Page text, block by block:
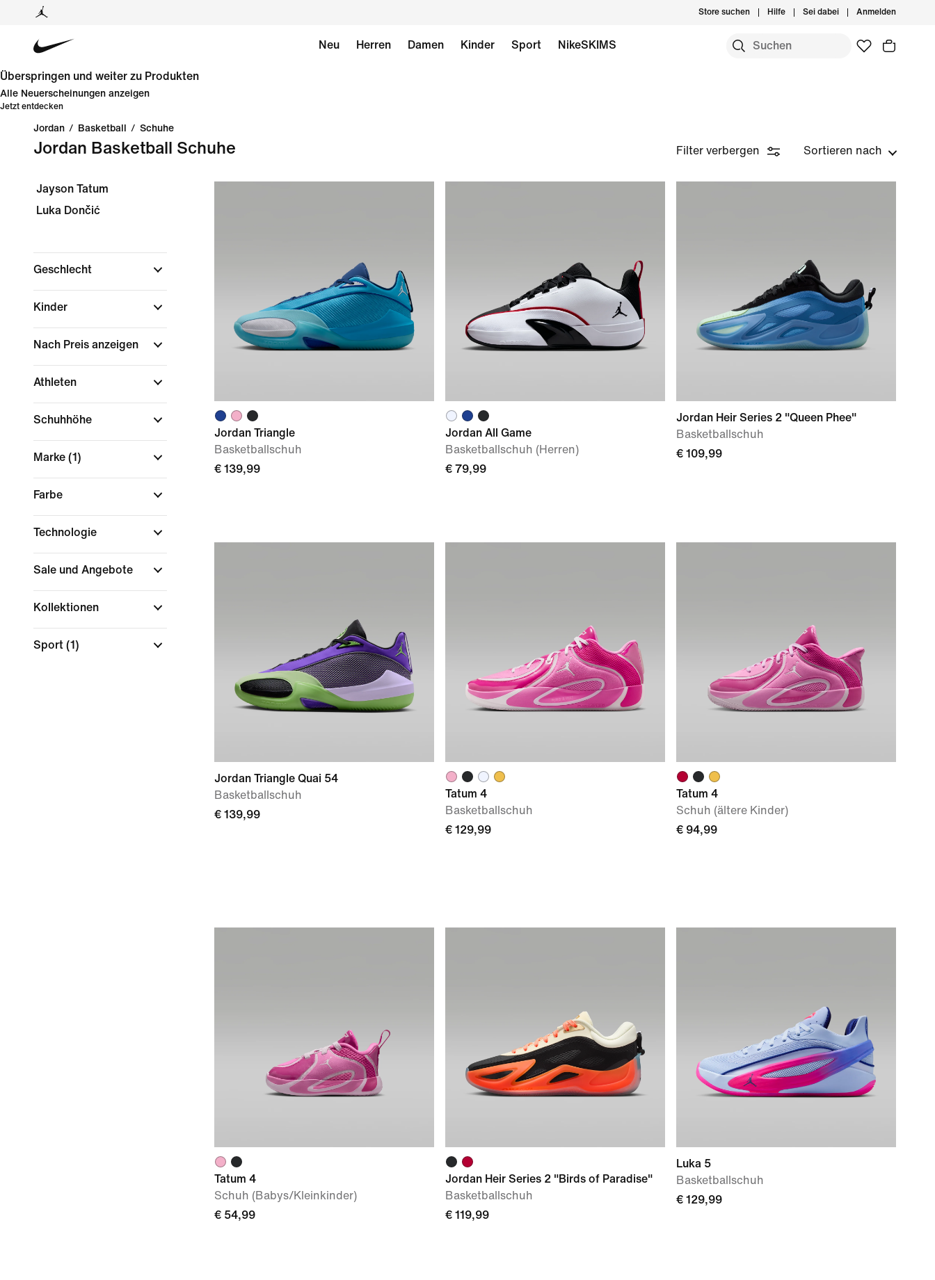
Store suchen Hilfe Sei dabei Anmelden
Neu Herren Damen Kinder Sport NikeSKIMS
Überspringen und weiter zu Produkten
Alle Neuerscheinungen anzeigen
Jetzt entdecken
Jordan / Basketball / Schuhe
Jordan Basketball Schuhe Filter verbergen Sortieren nach
Jayson Tatum
Luka Dončić
Geschlecht
Kinder
Nach Preis anzeigen
Athleten
Schuhhöhe
Marke (1)
Farbe
Technologie
Sale und Angebote
Kollektionen
Sport (1)
Jordan Triangle
Basketballschuh
€ 139,99
Jordan All Game
Basketballschuh (Herren)
€ 79,99
Jordan Heir Series 2 "Queen Phee"
Basketballschuh
€ 109,99
Jordan Triangle Quai 54
Basketballschuh
€ 139,99
Tatum 4
Basketballschuh
€ 129,99
Tatum 4
Schuh (ältere Kinder)
€ 94,99
Tatum 4
Schuh (Babys/Kleinkinder)
€ 54,99
Jordan Heir Series 2 "Birds of Paradise"
Basketballschuh
€ 119,99
Luka 5
Basketballschuh
€ 129,99